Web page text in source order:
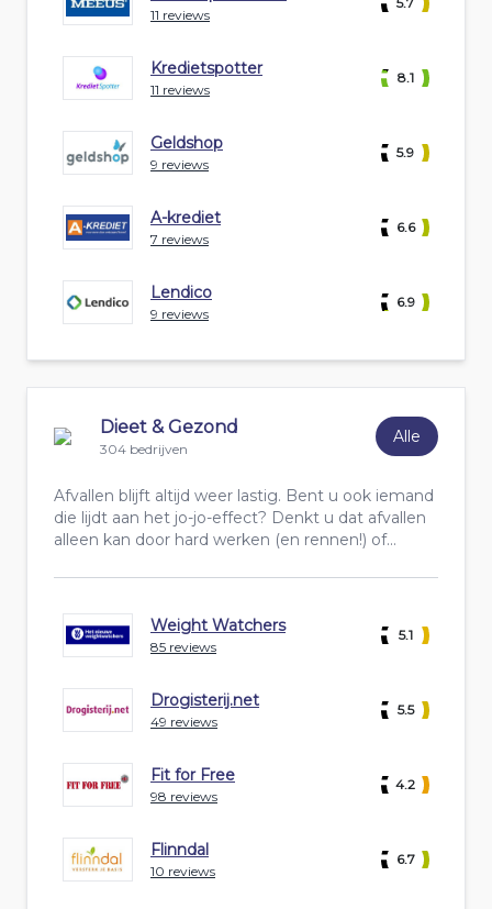
11 reviews
Kredietspotter
11 reviews
8.1
Geldshop
9 reviews
5.9
A-krediet
7 reviews
6.6
Lendico
9 reviews
6.9
Dieet & Gezond
304 bedrijven
Alle
Afvallen blijft altijd weer lastig. Bent u ook iemand
die lijdt aan het jo-jo-effect? Denkt u dat afvallen
alleen kan door hard werken (en rennen!) of...
Weight Watchers
85 reviews
5.1
Drogisterij.net
49 reviews
5.5
Fit for Free
98 reviews
4.2
Flinndal
10 reviews
6.7